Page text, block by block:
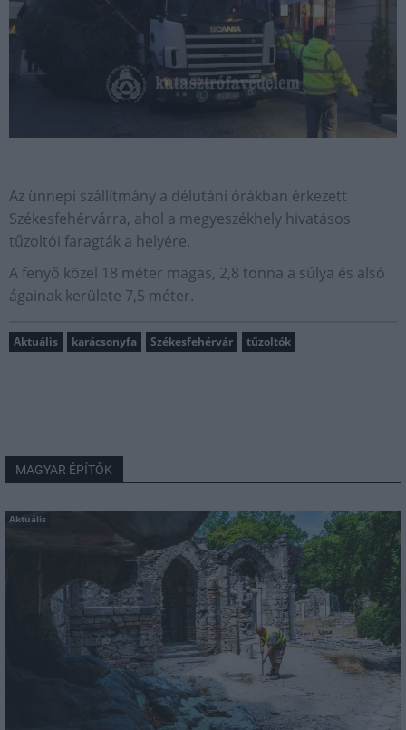
Az ünnepi szállítmány a délutáni órákban érkezett
Székesfehérvárra, ahol a megyeszékhely hivatásos
tűzoltói faragták a helyére.
A fenyő közel 18 méter magas, 2,8 tonna a súlya és alsó
ágainak kerülete 7,5 méter.
Aktuális karácsonyfa Székesfehérvár tűzoltók
MAGYAR ÉPÍTŐK
Aktuális